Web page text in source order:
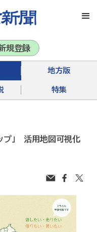
地方版
特集
規登録
プ」 活用地図可視化